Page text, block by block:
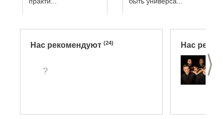
>
Нас рекомендуют (24) Нас